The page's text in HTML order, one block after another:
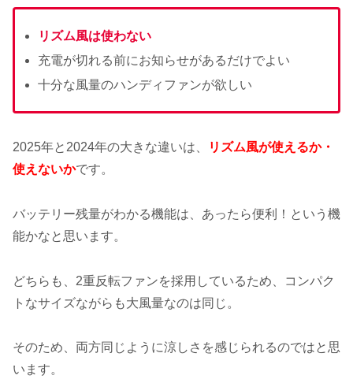
リズム風は使わない
充電が切れる前にお知らせがあるだけでよい
十分な風量のハンディファンが欲しい
2025年と2024年の大きな違いは、
リズム風が使えるか・
使えないかです。
バッテリー残量がわかる機能は、あったら便利！という機
能かなと思います。
どちらも、2重反転ファンを採用しているため、コンパク
トなサイズながらも大風量なのは同じ。
そのため、両方同じように涼しさを感じられるのではと思
います。